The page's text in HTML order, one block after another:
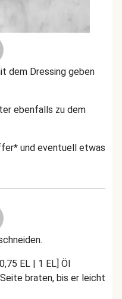
dem Dressing geben
ebenfalls zu dem
und eventuell etwas
EL | 1 EL] Öl
braten, bis er leicht